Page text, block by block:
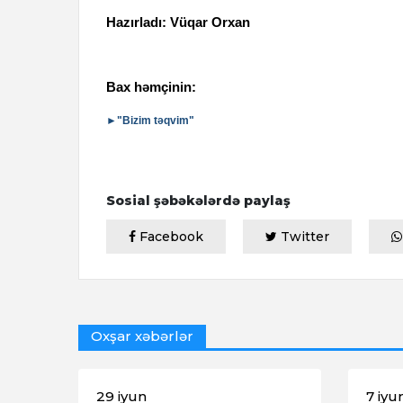
Hazırladı: Vüqar Orxan
Bax həmçinin:
►"Bizim təqvim"
Sosial şəbəkələrdə paylaş
Facebook Twitter
Oxşar xəbərlər
29 iyun 7